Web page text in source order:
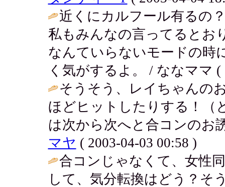
近くにカルフール有るの
私もみんなの言ってるとお
なんていらないモードの時
く気がするよ。 / ななママ (
そうそう、レイちゃんの
ほどヒットしたりする！（
は次から次へと合コンのお
マヤ ( 2003-04-03 00:58 )
合コンじゃなくて、女性
して、気分転換はどう？そ